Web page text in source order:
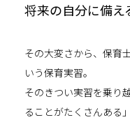
将来の自分に備え
その大変さから、保育
いう保育実習。
そのきつい実習を乗り
ることがたくさんある